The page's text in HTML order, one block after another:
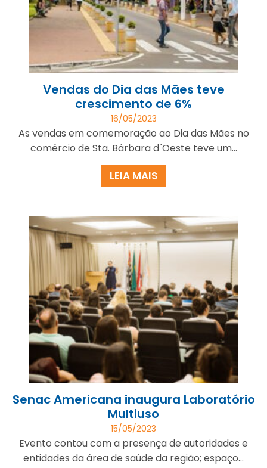
Vendas do Dia das Mães teve
crescimento de 6%
16/05/2023
As vendas em comemoração ao Dia das Mães no
comércio de Sta. Bárbara d´Oeste teve um...
LEIA MAIS
Senac Americana inaugura Laboratório
Multiuso
15/05/2023
Evento contou com a presença de autoridades e
entidades da área de saúde da região; espaço...